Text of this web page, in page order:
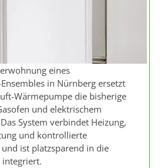
eines
in Nürnberg ersetzt
Wärmepumpe die bisherige
und elektrischem
System verbindet Heizung,
und kontrollierte
ist platzsparend in die
integriert.